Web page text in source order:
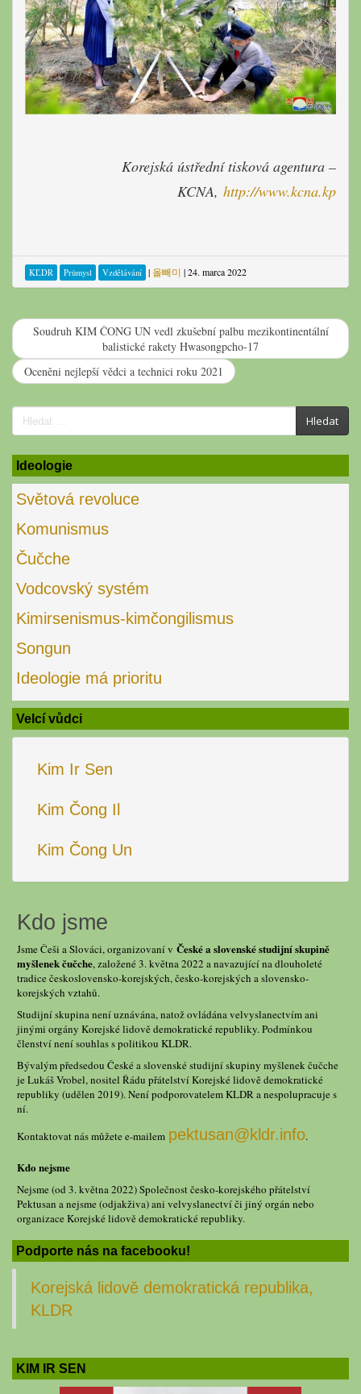
Korejská ústřední tisková agentura –
KCNA, http://www.kcna.kp
KĽDR Průmysl Vzdělávání | 올빼미 |24. marca 2022
Soudruh KIM ČONG UN vedl zkušební palbu mezikontinentální
balistické rakety Hwasongpcho-17
Oceněni nejlepší vědci a technici roku 2021
Search
for:
Hledat
Ideologie
Světová revoluce
Komunismus
Čučche
Vodcovský systém
Kimirsenismus-kimčongilismus
Songun
Ideologie má prioritu
Velcí vůdci
Kim Ir Sen
Kim Čong Il
Kim Čong Un
Kdo jsme
Jsme Češi a Slováci, organizovaní v České a slovenské studijní skupině
myšlenek čučche, založené 3. května 2022 a navazující na dlouholeté
tradice československo-korejských, česko-korejských a slovensko-
korejských vztahů.
Studijní skupina není uznávána, natož ovládána velvyslanectvím ani
jinými orgány Korejské lidově demokratické republiky. Podmínkou
členství není souhlas s politikou KLDR.
Bývalým předsedou České a slovenské studijní skupiny myšlenek čučche
je Lukáš Vrobel, nositel Řádu přátelství Korejské lidově demokratické
republiky (udělen 2019). Není podporovatelem KLDR a nespolupracuje s
ní.
Kontaktovat nás můžete e-mailem pektusan@kldr.info.
Kdo nejsme
Nejsme (od 3. května 2022) Společnost česko-korejského přátelství
Pektusan a nejsme (odjakživa) ani velvyslanectví či jiný orgán nebo
organizace Korejské lidově demokratické republiky.
Podporte nás na facebooku!
Korejská lidově demokratická republika,
KLDR
KIM IR SEN